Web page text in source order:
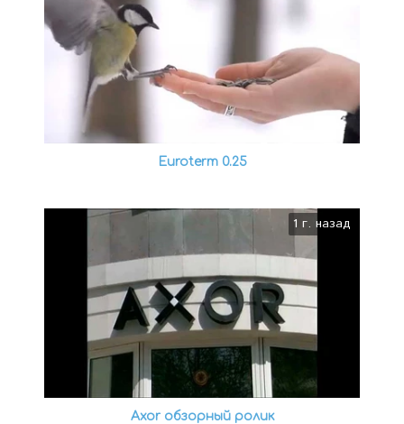
Euroterm 0.25
1 г. назад
Axor обзорный ролик